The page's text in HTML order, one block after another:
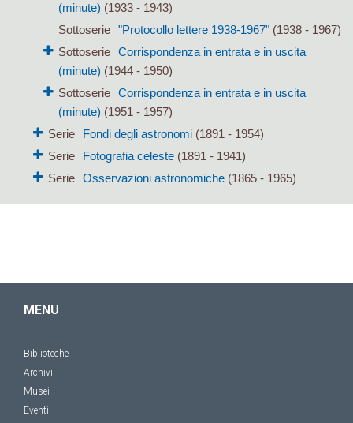
(minute) (1933 - 1943)
Sottoserie
"Protocollo lettere 1938-1967" (1938 - 1967)
Sottoserie
Corrispondenza in entrata e in uscita
(minute) (1944 - 1950)
Sottoserie
Corrispondenza in entrata e in uscita
(minute) (1951 - 1957)
Serie
Fondi degli astronomi(1891 - 1954)
Serie
Fotografia celeste(1891 - 1941)
Serie Osservazioni astronomiche(1865 - 1965)
MENU
Biblioteche
Archivi
Musei
Eventi